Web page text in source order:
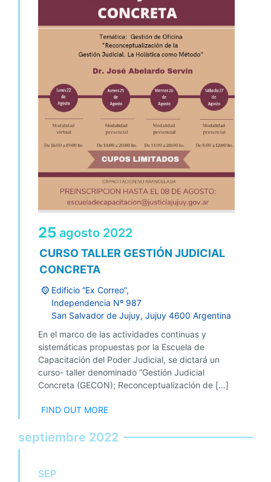
25 agosto 2022
CURSO TALLER GESTIÓN JUDICIAL
CONCRETA
Edificio “Ex Correo”,
Independencia Nº 987
San Salvador de Jujuy, Jujuy 4600 Argentina
En el marco de las actividades continuas y
sistemáticas propuestas por la Escuela de
Capacitación del Poder Judicial, se dictará un
curso- taller denominado “Gestión Judicial
Concreta (GECON); Reconceptualización de […]
FIND OUT MORE
septiembre 2022
SEP